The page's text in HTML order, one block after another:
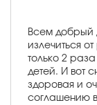
Всем добрый
излечиться
только 2
детей. И вот
здоровая и
соглашению